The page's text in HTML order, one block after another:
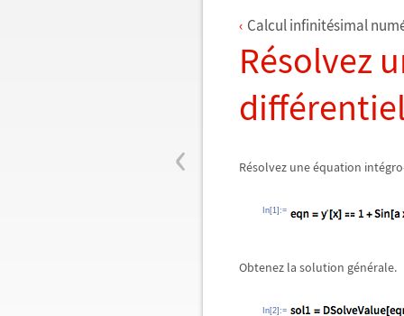
‹
Calcul infinitésimal
Résolvez
Résolvez une équation
In[1]:=
Obtenez la solution générale.
In[2]:=